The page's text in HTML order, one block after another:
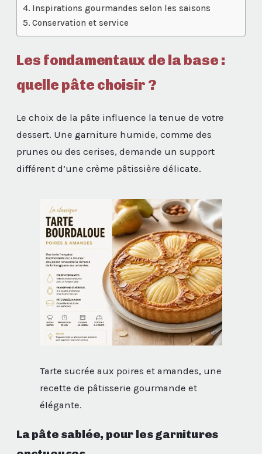
Inspirations gourmandes selon les saisons
Conservation et service
Les fondamentaux de la base :
quelle pâte choisir ?
Le choix de la pâte influence la tenue de votre
dessert. Une garniture humide, comme des
prunes ou des cerises, demande un support
différent d’une crème pâtissière délicate.
Tarte sucrée aux poires et amandes, une
recette de pâtisserie gourmande et
élégante.
La pâte sablée, pour les garnitures